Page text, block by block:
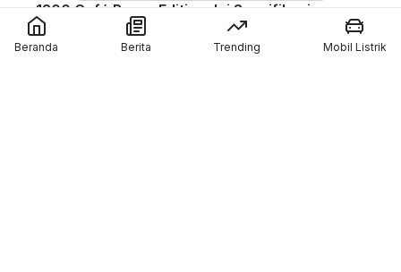
1200 Café Racer Edition, Ini Spesifikasinya
Harga Motor Listrik Polytron di GIIAS 2026
Beranda Berita Trending Mobil Listrik